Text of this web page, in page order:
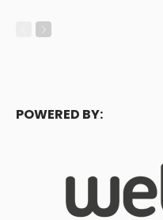
POWERED BY: